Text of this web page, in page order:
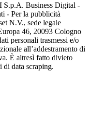
S.p.A. Business Digital -
- Per la pubblicità
N.V., sede legale
46, 20093 Cologno
personali trasmessi e/o
all’addestramento di
È altresì fatto divieto
di data scraping.